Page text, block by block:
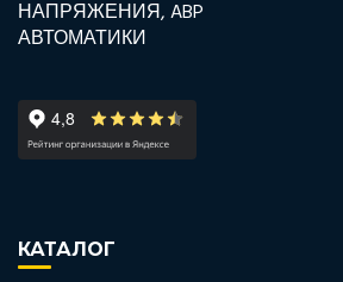
КАТАЛОГ